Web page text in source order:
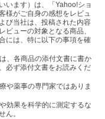
います）は、「Yahoo!ショ
様がご自身の感想をレビュ
び当社は、投稿された内容
ビューの対象となる商品、
には、特に以下の事項を確
、各商品の添付文書に書か
必ず添付文書をお読みくだ
や薬事の専門家ではありま
効果を科学的に測定するな
ん。